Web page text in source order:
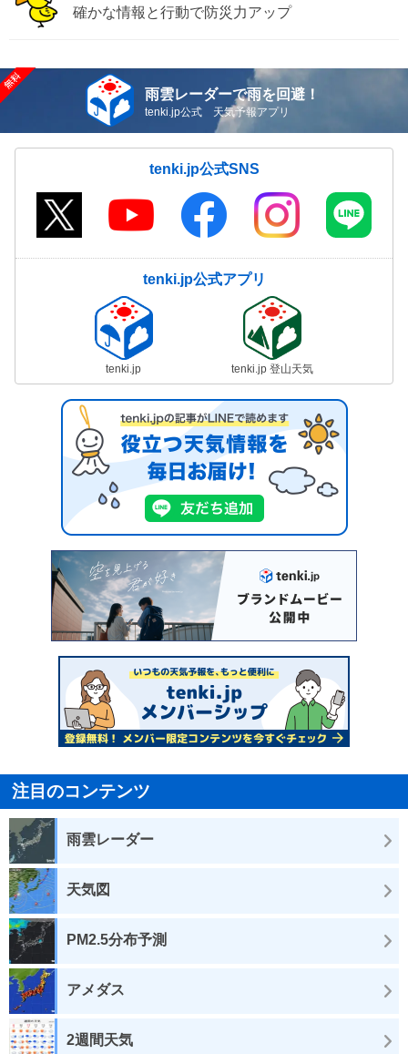
確かな情報と行動で防災力アップ
雨雲レーダーで雨を回避！
tenki.jp公式 天気予報アプリ
tenki.jp公式SNS
tenki.jp公式アプリ
tenki.jp tenki.jp 登山天気
注目のコンテンツ
雨雲レーダー
天気図
PM2.5分布予測
アメダス
2週間天気